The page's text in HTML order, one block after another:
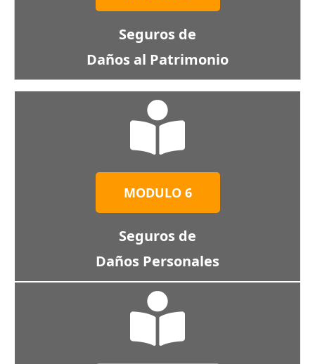
Seguros de
Daños al Patrimonio
MODULO 6
Seguros de
Daños Personales